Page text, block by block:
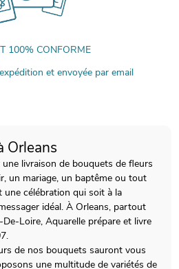
100% CONFORME
et envoyée par email
Orleans
livraison de bouquets de fleurs
un mariage, un baptême ou tout
célébration qui soit à la
idéal. À Orleans, partout
Loire, Aquarelle prépare et livre
de nos bouquets sauront vous
une multitude de variétés de